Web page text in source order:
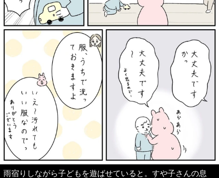
雨宿りしながら子どもを遊ばせていると。すや子さんの息